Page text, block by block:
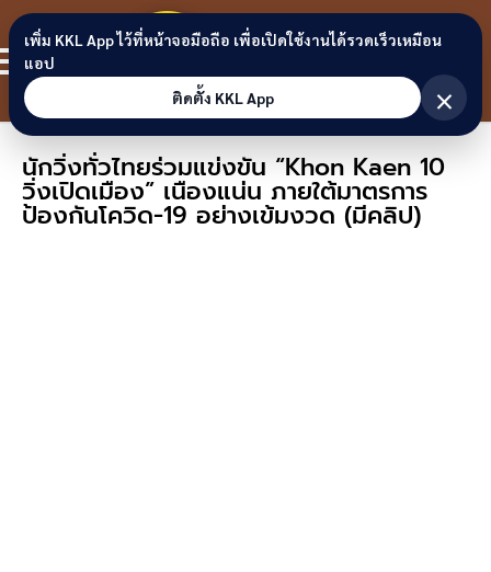
Skip to content
ขอนแก่น
ลิงก์
นักวิ่งทั่วไทยร่วมแข่งขัน “Khon Kaen 10
วิ่งเปิดเมือง” เนืองแน่น ภายใต้มาตรการ
ป้องกันโควิด-19 อย่างเข้มงวด (มีคลิป)
เพิ่ม KKL App ไว้ที่หน้าจอมือถือ เพื่อเปิดใช้งานได้รวดเร็วเหมือน
แอป
ติดตั้ง KKL App
×